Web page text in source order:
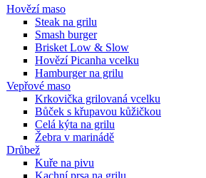
Hovězí maso
Steak na grilu
Smash burger
Brisket Low & Slow
Hovězí Picanha vcelku
Hamburger na grilu
Vepřové maso
Krkovička grilovaná vcelku
Bůček s křupavou kůžičkou
Celá kýta na grilu
Žebra v marinádě
Drůbež
Kuře na pivu
Kachní prsa na grilu